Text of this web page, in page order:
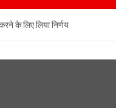
के लिए लिया निर्णय